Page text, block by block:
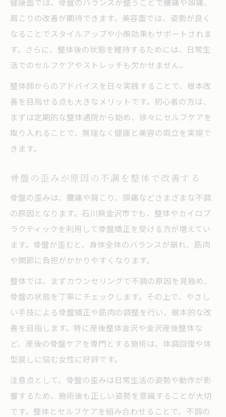
肩こりの改善が期待できます。美容面では、姿勢が良く
なることでスタイルアップや小顔効果もサポートされま
す。さらに、整体後の状態を維持するためには、日常生
活でのセルフケアやストレッチも欠かせません。
整体師からのアドバイスを日々実践することで、根本改
善を目指せる点も大きなメリットです。初心者の方は、
まずは定期的な整体通院から始め、徐々にセルフケアを
取り入れることで、無理なく健康と美容の両立を実現で
きます。
骨盤の歪みが原因の不調を整体で改善する
骨盤の歪みは、腰痛や肩こり、頭痛などさまざまな不調
の原因となります。石川県金沢市でも、整体やカイロプ
ラクティックを利用して骨盤矯正を受ける方が増えてい
ます。骨盤が歪むと、身体全体のバランスが崩れ、筋肉
や関節に負担がかかりやすくなります。
整体では、まずカウンセリングで不調の原因を見極め、
骨盤の状態を丁寧にチェックします。その上で、やさし
い手技による骨盤矯正や筋肉の調整を行い、根本的な改
善を目指します。特に産後整体金沢や金沢産後整体な
ど、産後の骨盤ケアを専門とする施術は、体調回復や体
型戻しに悩む女性に好評です。
注意点として、骨盤の歪みは日常生活の姿勢や動作が影
響するため、施術後も正しい姿勢を意識することが大切
です。整体とセルフケアを組み合わせることで、不調の